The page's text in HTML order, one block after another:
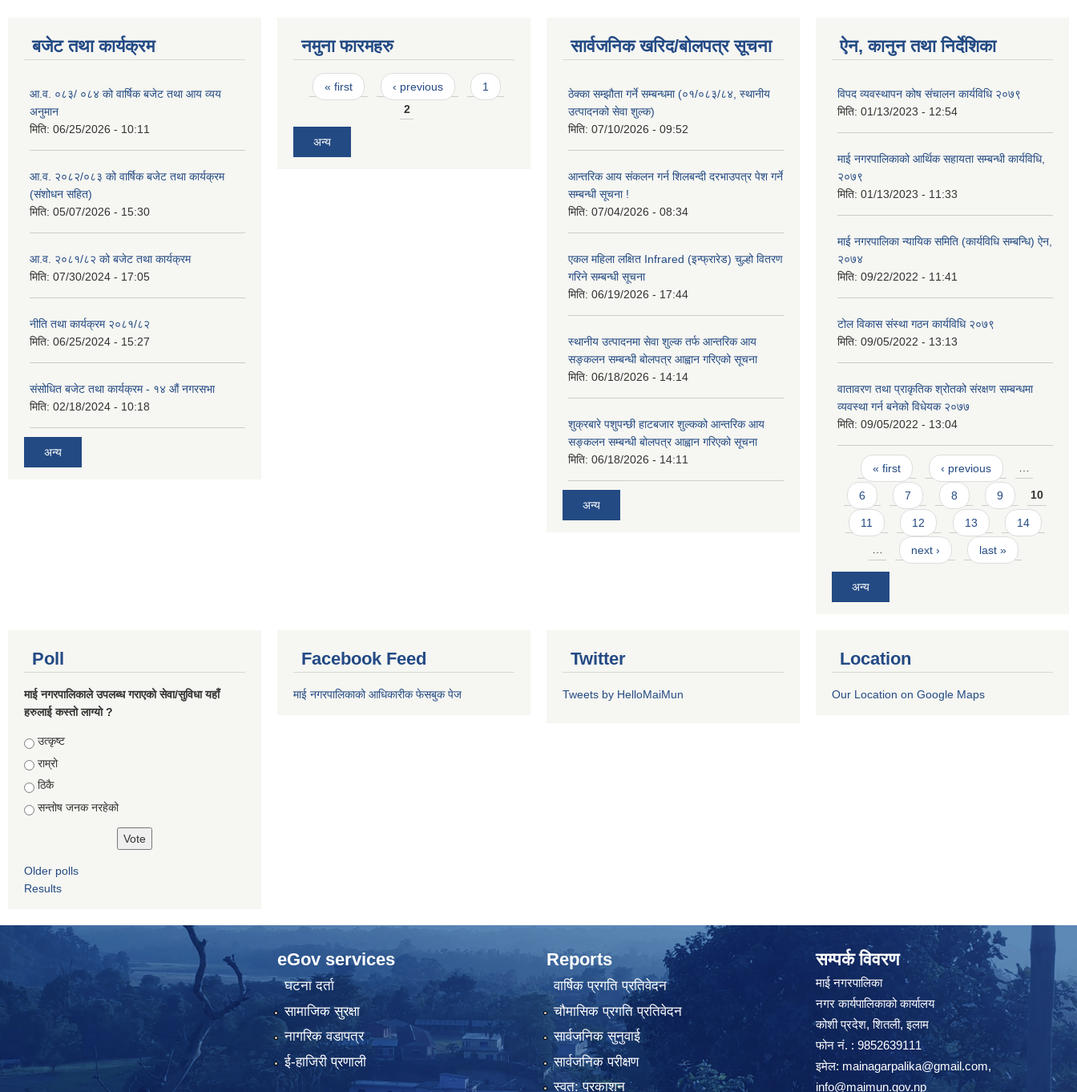
बजेट तथा कार्यक्रम
आ.व. ०८३/ ०८४ को वार्षिक बजेट तथा आय व्यय
अनुमान
मिति: 06/25/2026 - 10:11
आ.व. २०८२/०८३ को वार्षिक बजेट तथा कार्यक्रम
(संशोधन सहित)
मिति: 05/07/2026 - 15:30
आ.व. २०८१/८२ को बजेट तथा कार्यक्रम
मिति: 07/30/2024 - 17:05
नीति तथा कार्यक्रम २०८१/८२
मिति: 06/25/2024 - 15:27
संसोधित बजेट तथा कार्यक्रम - १४ औं नगरसभा
मिति: 02/18/2024 - 10:18
अन्य
नमुना फारमहरु
Pages
« first ‹ previous
1
2
अन्य
सार्वजनिक खरिद/बोलपत्र सूचना
ठेक्का सम्झौता गर्ने सम्बन्धमा (०१/०८३/८४, स्थानीय
उत्पादनको सेवा शुल्क)
मिति: 07/10/2026 - 09:52
आन्तरिक आय संकलन गर्न शिलबन्दी दरभाउपत्र पेश गर्ने
सम्बन्धी सूचना !
मिति: 07/04/2026 - 08:34
एकल महिला लक्षित Infrared (इन्फ्रारेड) चुल्हो वितरण
गरिने सम्बन्धी सूचना
मिति: 06/19/2026 - 17:44
स्थानीय उत्पादनमा सेवा शुल्क तर्फ आन्तरिक आय
सङ्कलन सम्बन्धी बोलपत्र आह्वान गरिएको सूचना
मिति: 06/18/2026 - 14:14
शुक्रबारे पशुपन्छी हाटबजार शुल्कको आन्तरिक आय
सङ्कलन सम्बन्धी बोलपत्र आह्वान गरिएको सूचना
मिति: 06/18/2026 - 14:11
अन्य
ऐन, कानुन तथा निर्देशिका
विपद व्यवस्थापन कोष संचालन कार्यविधि २०७९
मिति: 01/13/2023 - 12:54
माई नगरपालिकाको आर्थिक सहायता सम्बन्धी कार्यविधि,
२०७९
मिति: 01/13/2023 - 11:33
माई नगरपालिका न्यायिक समिति (कार्यविधि सम्बन्धि) ऐन,
२०७४
मिति: 09/22/2022 - 11:41
टोल विकास संस्था गठन कार्यविधि २०७९
मिति: 09/05/2022 - 13:13
वातावरण तथा प्राकृतिक श्रोतको संरक्षण सम्बन्धमा
व्यवस्था गर्न बनेको विधेयक २०७७
मिति: 09/05/2022 - 13:04
Pages
« first ‹ previous …
6 7 8 9 10
11 12 13 14
… next › last »
अन्य
Poll
माई नगरपालिकाले उपलब्ध गराएको सेवा/सुविधा यहाँ
हरुलाई कस्तो लाग्यो ?
Choices
उत्कृष्ट
राम्रो
ठिकै
सन्तोष जनक नरहेको
Older polls
Results
Facebook Feed
माई नगरपालिकाको आधिकारीक फेसबुक पेज
Twitter
Tweets by HelloMaiMun
Location
Our Location on Google Maps
eGov services
घटना दर्ता
सामाजिक सुरक्षा
नागरिक वडापत्र
ई-हाजिरी प्रणाली
Reports
वार्षिक प्रगति प्रतिवेदन
चौमासिक प्रगति प्रतिवेदन
सार्वजनिक सुनुवाई
सार्वजनिक परीक्षण
स्वत: प्रकाशन
सम्पर्क विवरण
माई नगरपालिका
नगर कार्यपालिकाको कार्यालय
कोशी प्रदेश, शितली, इलाम
फोन नं. : 9852639111
इमेल: mainagarpalika@gmail.com,
info@maimun.gov.np